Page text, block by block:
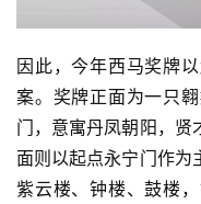
因此，今年西马奖牌
案。奖牌正面为一只
门，意寓丹凤朝阳，贤
面则以起点永宁门作为
紫云楼、钟楼、鼓楼